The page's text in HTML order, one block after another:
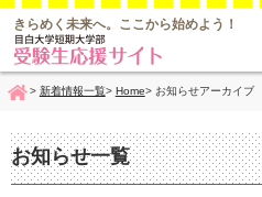
きらめく未来へ。 ここから始めよう！
Home
新着情報一覧 Home お知らせアーカイブ
お知らせ一覧